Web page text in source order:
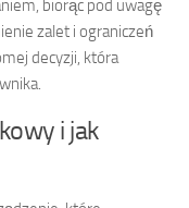
biorąc pod uwagę
zalet i ograniczeń
decyzji, która
i jak